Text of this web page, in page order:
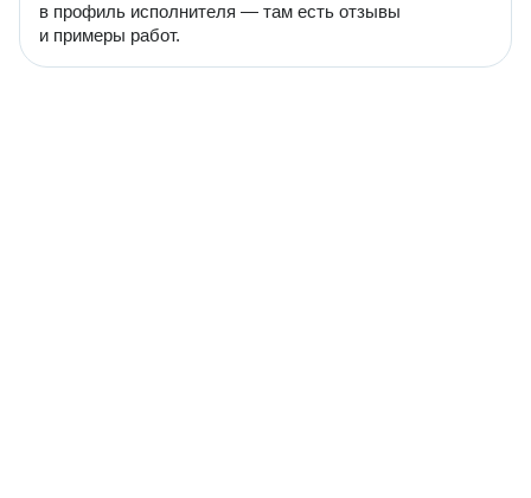
в профиль исполнителя — там есть отзывы
и примеры работ.